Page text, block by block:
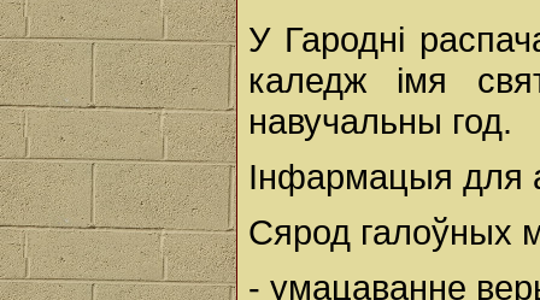
У Гародні
каледж імя
навучальны год.
Інфармацыя для
Сярод галоўных
- умацаванне